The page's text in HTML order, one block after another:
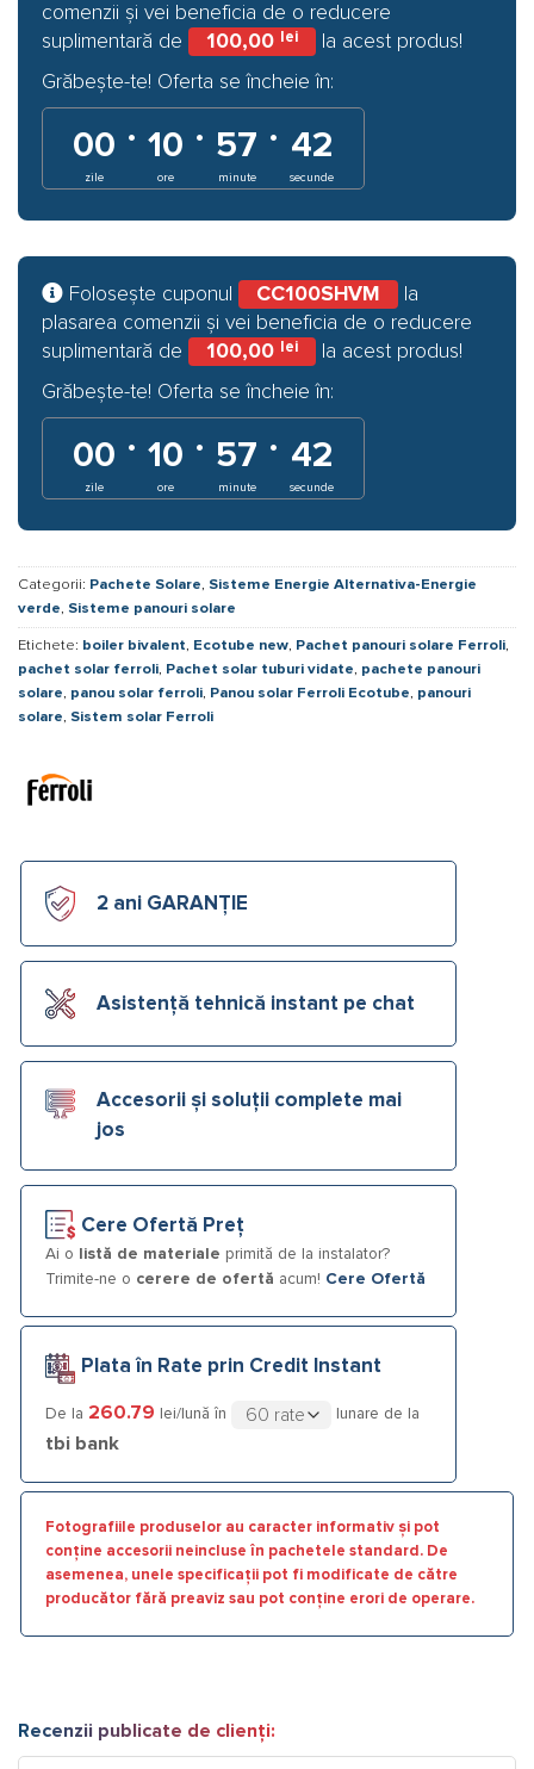
comenzii și vei beneficia de o reducere
suplimentară de
100,00 lei
la acest produs!
Grăbește-te! Oferta se încheie în:
00
zile
· 10
ore
· 57
minute
· 41
secunde
Folosește cuponul CC100SHVM
la
plasarea comenzii și vei beneficia de o reducere
suplimentară de
100,00 lei
la acest produs!
Grăbește-te! Oferta se încheie în:
00
zile
· 10
ore
· 57
minute
· 41
secunde
Categorii: Pachete Solare, Sisteme Energie Alternativa-Energie
verde, Sisteme panouri solare
Etichete: boiler bivalent, Ecotube new, Pachet panouri solare Ferroli,
pachet solar ferroli, Pachet solar tuburi vidate, pachete panouri
solare, panou solar ferroli, Panou solar Ferroli Ecotube, panouri
solare, Sistem solar Ferroli
2 ani GARANȚIE
Asistență tehnică instant pe chat
Accesorii și soluții complete mai
jos
Cere Ofertă Preț
Ai o listă de materiale primită de la instalator?
Trimite-ne o cerere de ofertă acum! Cere Ofertă
Plata în Rate prin Credit Instant
De la 260.79 lei/lună în lunare de la
tbi bank
Fotografiile produselor au caracter informativ și pot
conține accesorii neincluse în pachetele standard. De
asemenea, unele specificații pot fi modificate de către
producător fără preaviz sau pot conține erori de operare.
Recenzii publicate de clienți: